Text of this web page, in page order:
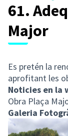
61.
Major
Es pretén la
aprofitant les
Noticies en la
Obra Plaça
Galeria